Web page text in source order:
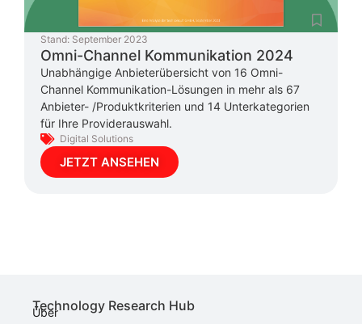
Stand: September 2023
Omni-Channel Kommunikation 2024
Unabhängige Anbieterübersicht von 16 Omni-
Channel Kommunikation-Lösungen in mehr als 67
Anbieter- /Produktkriterien und 14 Unterkategorien
für Ihre Providerauswahl.
Digital Solutions
JETZT ANSEHEN
Technology Research Hub
Über